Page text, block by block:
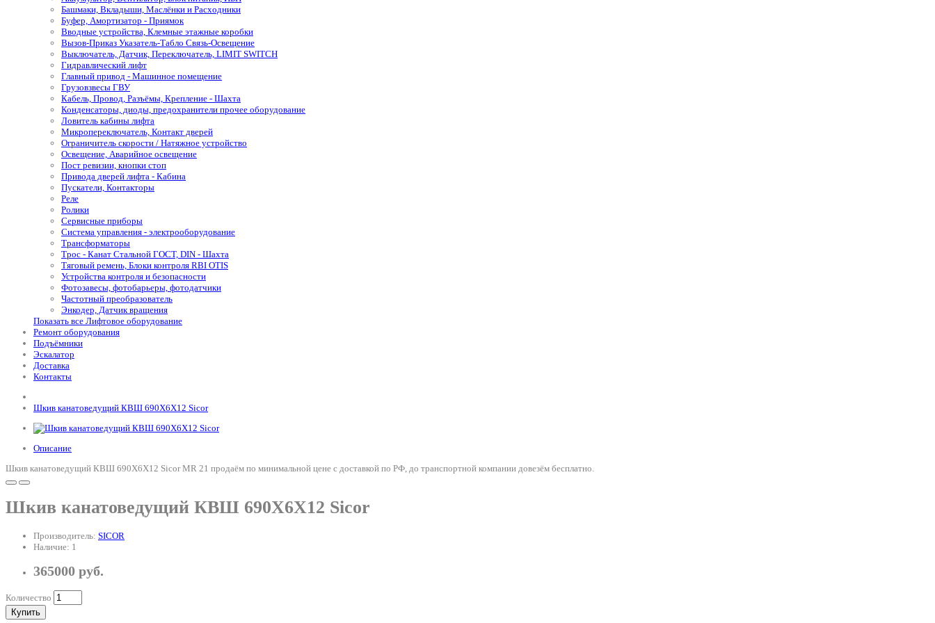
Башмаки, Вкладыши, Маслёнки и Расходники
Буфер, Амортизатор - Приямок
Вводные устройства, Клемные этажные коробки
Вызов-Приказ Указатель-Табло Связь-Освещение
Выключатель, Датчик, Переключатель, LIMIT SWITCH
Гидравлический лифт
Главный привод - Машинное помещение
Грузовзвесы ГВУ
Кабель, Провод, Разъёмы, Крепление - Шахта
Конденсаторы, диоды, предохранители прочее оборудование
Ловитель кабины лифта
Микропереключатель, Контакт дверей
Ограничитель скорости / Натяжное устройство
Освещение, Аварийное освещение
Пост ревизии, кнопки стоп
Привода дверей лифта - Кабина
Пускатели, Контакторы
Реле
Ролики
Сервисные приборы
Система управления - электрооборудование
Трансформаторы
Трос - Канат Стальной ГОСТ, DIN - Шахта
Тяговый ремень, Блоки контроля RBI OTIS
Устройства контроля и безопасности
Фотозавесы, фотобарьеры, фотодатчики
Частотный преобразователь
Энкодер, Датчик вращения
Показать все Лифтовое оборудование
Ремонт оборудования
Подъёмники
Эскалатор
Доставка
Контакты
Шкив канатоведущий КВШ 690X6X12 Sicor
Описание
Шкив канатоведущий КВШ 690X6X12 Sicor MR 21 продаём по минимальной цене с доставкой по РФ, до транспортной компании довезём бесплатно.
Шкив канатоведущий КВШ 690X6X12 Sicor
Производитель: SICOR
Наличие: 1
365000 руб.
Количество
Купить